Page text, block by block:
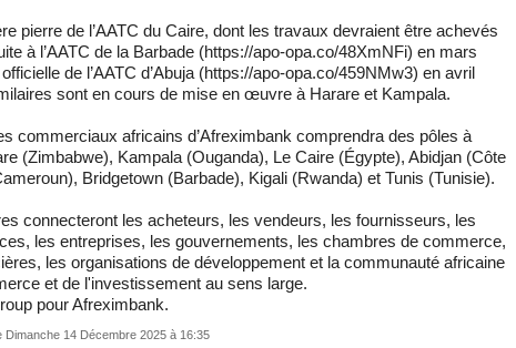
pierre de l’AATC du Caire, dont les travaux devraient être achevés
à l’AATC de la Barbade (https://apo-opa.co/48XmNFi) en mars
de l’AATC d’Abuja (https://apo-opa.co/459NMw3) en avril
sont en cours de mise en œuvre à Harare et Kampala.
commerciaux africains d’Afreximbank comprendra des pôles à
(Zimbabwe), Kampala (Ouganda), Le Caire (Égypte), Abidjan (Côte
Bridgetown (Barbade), Kigali (Rwanda) et Tunis (Tunisie).
connecteront les acheteurs, les vendeurs, les fournisseurs, les
les entreprises, les gouvernements, les chambres de commerce,
les organisations de développement et la communauté africaine
et de l'investissement au sens large.
pour Afreximbank.
Dimanche 14 Décembre 2025 à 16:35